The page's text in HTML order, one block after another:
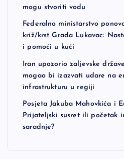
mogu stvoriti vodu
Federalno ministarstvo
križ/krst Grada Lukavac:
i pomoći u kući
Iran upozorio zaljevske
mogao bi izazvati udare na
infrastrukturu u regiji
Posjeta Jakuba Mahovkića i
Prijateljski susret ili početak
saradnje?